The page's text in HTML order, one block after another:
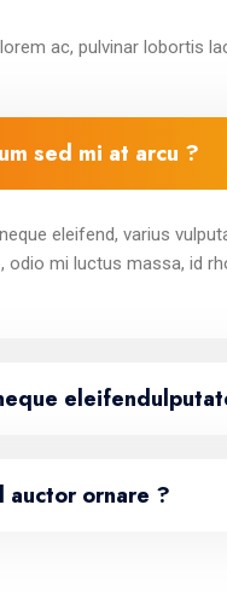
ac, pulvinar lobortis
sed mi at arcu ?
eleifend, varius
odio mi luctus massa, id
auctor ornare ?